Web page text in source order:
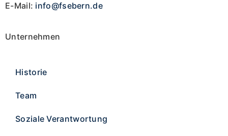
E-Mail: info@fsebern.de
Unternehmen
Historie
Team
Soziale Verantwortung